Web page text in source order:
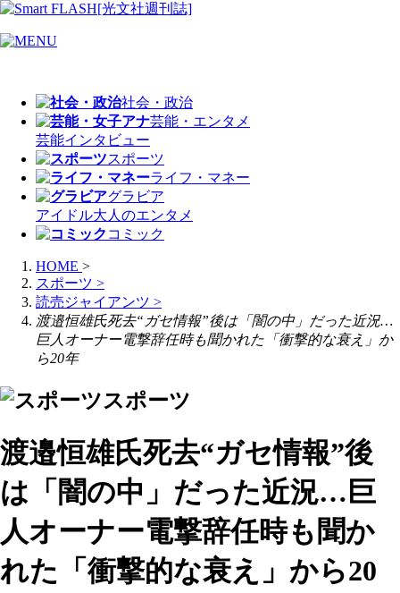
社会・政治
芸能・エンタメ
芸能インタビュー
スポーツ
ライフ・マネー
グラビア
アイドル大人のエンタメ
コミック
HOME >
スポーツ >
読売ジャイアンツ >
渡邉恒雄氏死去“ガセ情報”後は「闇の中」だった近況…
巨人オーナー電撃辞任時も聞かれた「衝撃的な衰え」か
ら20年
スポーツ
渡邉恒雄氏死去“ガセ情報”後
は「闇の中」だった近況…巨
人オーナー電撃辞任時も聞か
れた「衝撃的な衰え」から20